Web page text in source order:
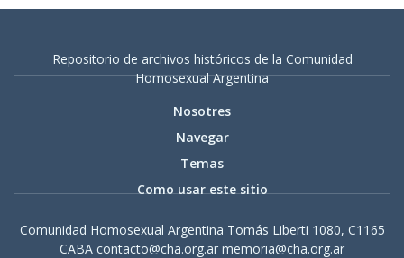
Repositorio de archivos históricos de la Comunidad
Homosexual Argentina
Nosotres
Navegar
Temas
Como usar este sitio
Comunidad Homosexual Argentina Tomás Liberti 1080, C1165
CABA contacto@cha.org.ar memoria@cha.org.ar